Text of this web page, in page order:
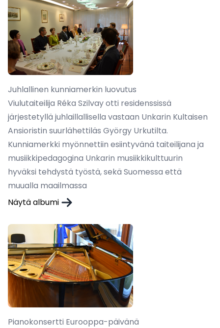
Juhlallinen kunniamerkin luovutus
Viulutaiteilija Réka Szilvay otti residenssissä
järjestetyllä juhlaillallisella vastaan Unkarin Kultaisen
Ansioristin suurlähettiläs György Urkutilta.
Kunniamerkki myönnettiin esiintyvänä taiteilijana ja
musiikkipedagogina Unkarin musiikkikulttuurin
hyväksi tehdystä työstä, sekä Suomessa että
muualla maailmassa
Näytä albumi
Pianokonsertti Eurooppa-päivänä